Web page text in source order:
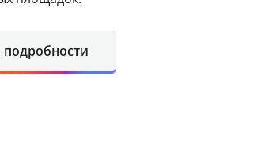
подробности